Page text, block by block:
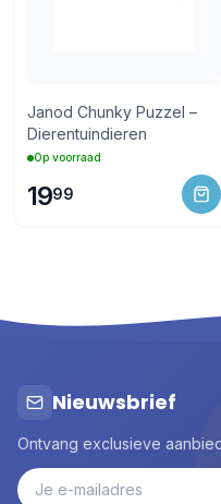
Janod Chunky Puzzel –
Dierentuindieren
Op voorraad
1999
Nieuwsbrief
Ontvang exclusieve